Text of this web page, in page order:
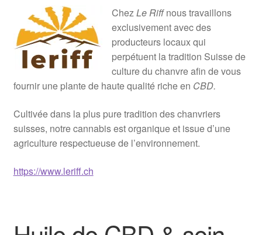
ChezLe Riffnous travaillons
exclusivement avec des
producteurs locaux qui
perpétuent la tradition Suisse de
culture du chanvre afin de vous
fournir une plante de haute qualité riche en CBD.
Cultivée dans la plus pure tradition des chanvriers
suisses, notre cannabis est organique et issue d’une
agriculture respectueuse de l’environnement.
https://www.leriff.ch